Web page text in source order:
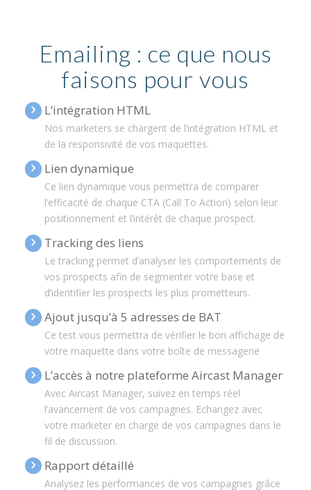
Emailing : ce que nous
faisons pour vous
L’intégration HTML
Nos marketers se chargent de l’intégration HTML et
de la responsivité de vos maquettes.
Lien dynamique
Ce lien dynamique vous permettra de comparer
l’efficacité de chaque CTA (Call To Action) selon leur
positionnement et l’intérêt de chaque prospect.
Tracking des liens
Le tracking permet d’analyser les comportements de
vos prospects afin de segmenter votre base et
d’identifier les prospects les plus prometteurs.
Ajout jusqu’à 5 adresses de BAT
Ce test vous permettra de vérifier le bon affichage de
votre maquette dans votre boîte de messagerie
L’accès à notre plateforme Aircast Manager
Avec Aircast Manager, suivez en temps réel
l’avancement de vos campagnes. Echangez avec
votre marketer en charge de vos campagnes dans le
fil de discussion.
Rapport détaillé
Analysez les performances de vos campagnes grâce